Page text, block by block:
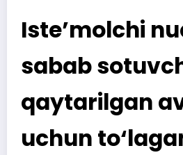
Iste’molchi
sabab
qaytarilgan
uchun